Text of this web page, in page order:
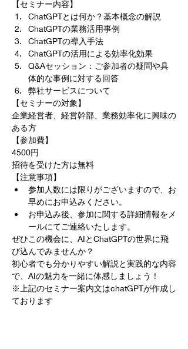
【セミナー内容】
ChatGPTとは何か？基本概念の解説
ChatGPTの業務活用事例
ChatGPTの導入手法
ChatGPTの活用による効率化効果
Q&Aセッション：ご参加者の疑問や具
体的な事例に対する回答
弊社サービスについて
【セミナーの対象】
企業経営者、経営幹部、業務効率化に興味の
ある方
【参加費】
4500円
招待を受けた方は無料
【注意事項】
参加人数には限りがございますので、お
早めにお申込みください。
お申込み後、参加に関する詳細情報をメ
ールにてご連絡いたします。
ぜひこの機会に、AIとChatGPTの世界に飛
び込んでみませんか？
初心者でも分かりやすい解説と実践的な内容
で、AIの魅力を一緒に体感しましょう！
※上記のセミナー案内文はchatGPTが作成し
ております